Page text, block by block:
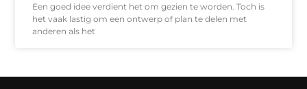
Een goed idee verdient het om gezien te worden. Toch is
het vaak lastig om een ontwerp of plan te delen met
anderen als het